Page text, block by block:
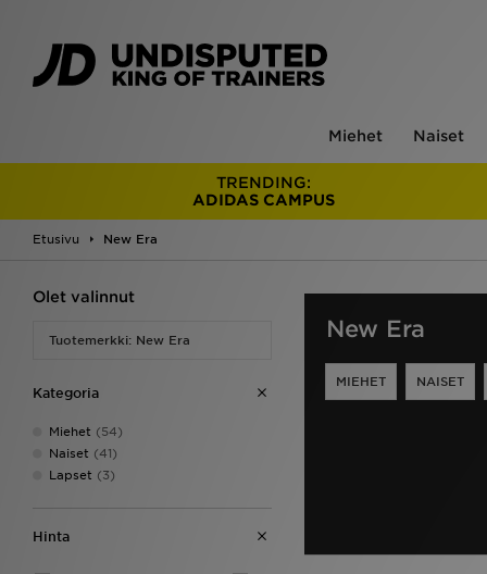
Miehet Naiset
TRENDING:
ADIDAS CAMPUS
Etusivu New Era
Olet valinnut
Tuotemerkki: New Era
Kategoria
Miehet (54)
Naiset (41)
Lapset (3)
Hinta
New Era
MIEHET NAISET